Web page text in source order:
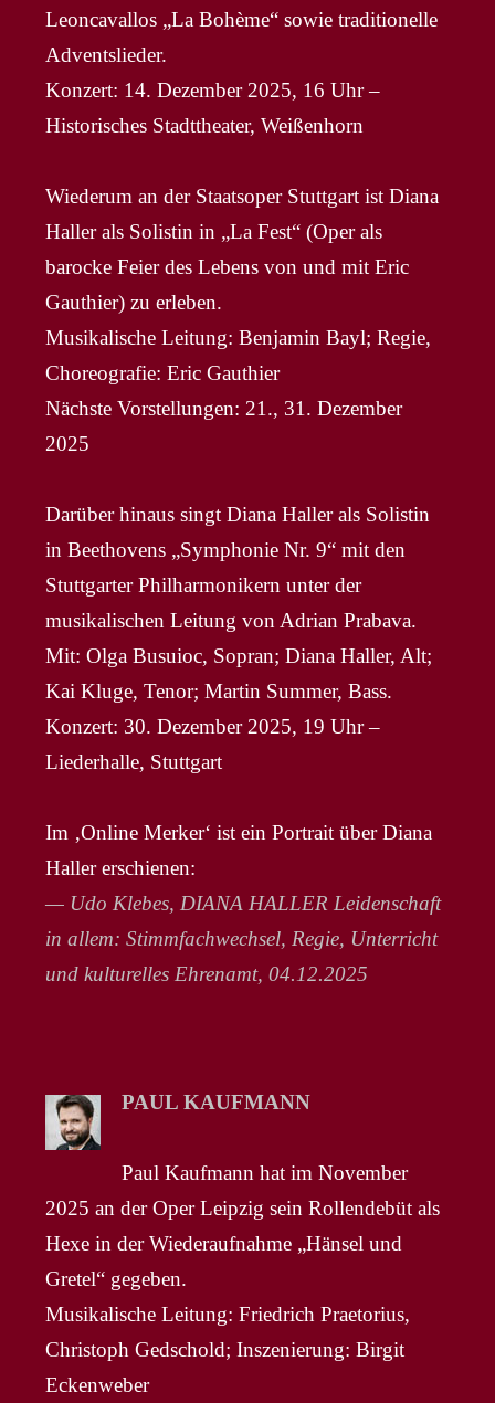
Leoncavallos „La Bohème“ sowie traditionelle
Adventslieder.
Konzert: 14. Dezember 2025, 16 Uhr –
Historisches Stadttheater, Weißenhorn
Wiederum an der Staatsoper Stuttgart ist Diana
Haller als Solistin in „La Fest“ (Oper als
barocke Feier des Lebens von und mit Eric
Gauthier) zu erleben.
Musikalische Leitung: Benjamin Bayl; Regie,
Choreografie: Eric Gauthier
Nächste Vorstellungen: 21., 31. Dezember
2025
Darüber hinaus singt Diana Haller als Solistin
in Beethovens „Symphonie Nr. 9“ mit den
Stuttgarter Philharmonikern unter der
musikalischen Leitung von Adrian Prabava.
Mit: Olga Busuioc, Sopran; Diana Haller, Alt;
Kai Kluge, Tenor; Martin Summer, Bass.
Konzert: 30. Dezember 2025, 19 Uhr –
Liederhalle, Stuttgart
Im ‚Online Merker‘ ist ein Portrait über Diana
Haller erschienen:
— Udo Klebes, DIANA HALLER Leidenschaft
in allem: Stimmfachwechsel, Regie, Unterricht
und kulturelles Ehrenamt, 04.12.2025
PAUL KAUFMANN
Paul Kaufmann hat im November
2025 an der Oper Leipzig sein Rollendebüt als
Hexe in der Wiederaufnahme „Hänsel und
Gretel“ gegeben.
Musikalische Leitung: Friedrich Praetorius,
Christoph Gedschold; Inszenierung: Birgit
Eckenweber